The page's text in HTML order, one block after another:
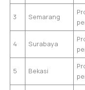
3 Semarang
4 Surabaya
5 Bekasi